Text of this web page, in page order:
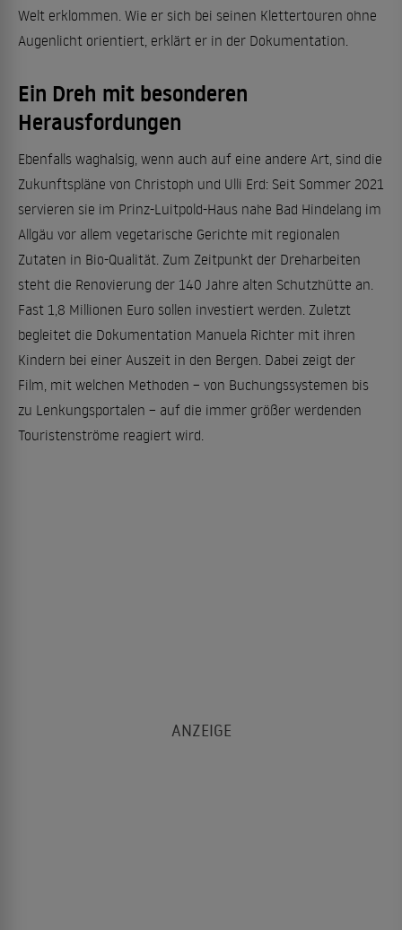
Welt erklommen. Wie er sich bei seinen Klettertouren ohne
Augenlicht orientiert, erklärt er in der Dokumentation.
Ein Dreh mit besonderen
Herausfordungen
Ebenfalls waghalsig, wenn auch auf eine andere Art, sind die
Zukunftspläne von Christoph und Ulli Erd: Seit Sommer 2021
servieren sie im Prinz-Luitpold-Haus nahe Bad Hindelang im
Allgäu vor allem vegetarische Gerichte mit regionalen
Zutaten in Bio-Qualität. Zum Zeitpunkt der Dreharbeiten
steht die Renovierung der 140 Jahre alten Schutzhütte an.
Fast 1,8 Millionen Euro sollen investiert werden. Zuletzt
begleitet die Dokumentation Manuela Richter mit ihren
Kindern bei einer Auszeit in den Bergen. Dabei zeigt der
Film, mit welchen Methoden – von Buchungssystemen bis
zu Lenkungsportalen – auf die immer größer werdenden
Touristenströme reagiert wird.